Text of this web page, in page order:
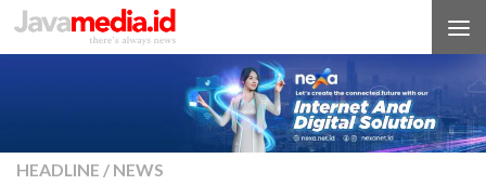
Skip to content
HEADLINE / NEWS